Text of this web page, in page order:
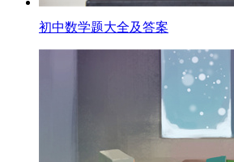
初中数学题大全及答案